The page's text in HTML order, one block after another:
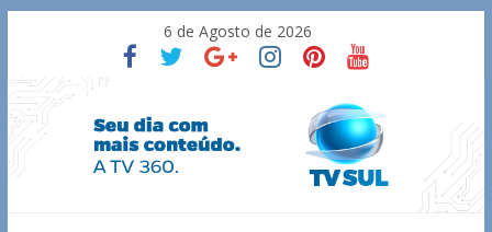
content
6 de Agosto de 2026